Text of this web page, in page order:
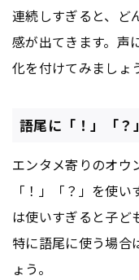
連続しすぎると、ど
感が出てきます。声
化を付けてみましょ
語尾に「！」「
エンタメ寄りのオウ
「！」「？」を使
は使いすぎると子ど
特に語尾に使う場合
ょう。